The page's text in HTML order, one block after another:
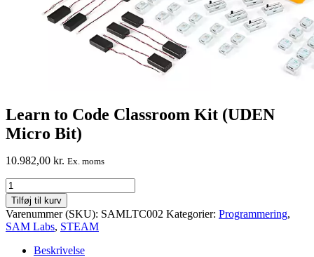
Learn to Code Classroom Kit (UDEN
Micro Bit)
10.982,00 kr. Ex. moms
Learn
to
Code
Classroom
Kit
(UDEN
Tilføj til kurv
Varenummer (SKU): SAMLTC002 Kategorier: Programmering,
SAM Labs, STEAM
Beskrivelse